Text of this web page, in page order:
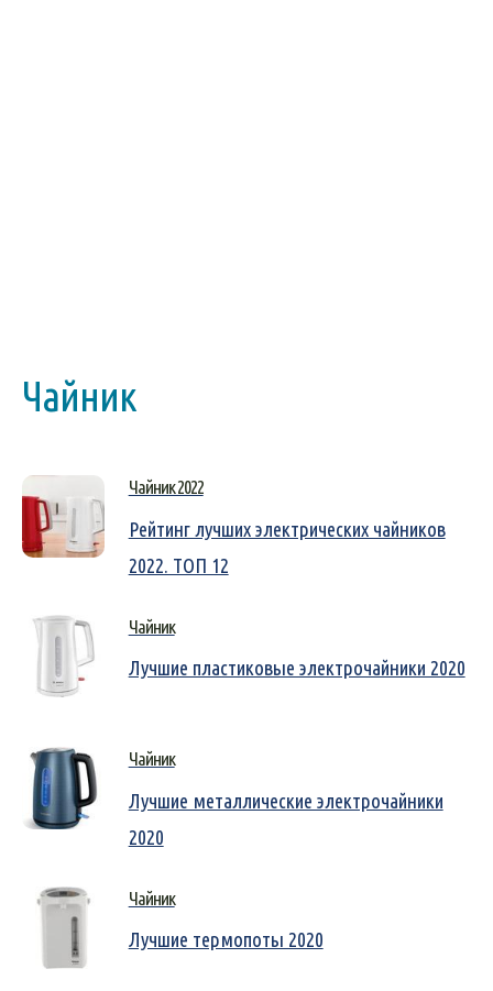
Чайник
Чайник 2022
Рейтинг лучших электрических чайников
2022. ТОП 12
Чайник
Лучшие пластиковые электрочайники 2020
Чайник
Лучшие металлические электрочайники
2020
Чайник
Лучшие термопоты 2020